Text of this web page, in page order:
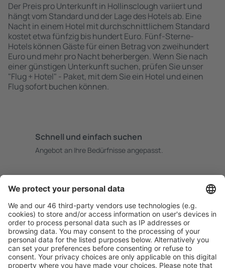
Der Preis pro Unterkunft in Hollinsclough variiert und
hängt vom Standard und der Lage des Hotels ab. Eine
Nacht in einem Hotel mit durchschnittlichem Standard
kostet etwa fünfzig bis hundert Euro. Fünf-Sterne-
Hotels können Gäste für einen Betrag von zweihundert
Euro und mehr pro Nacht beherbergen. Wenn Sie nach
einer günstigen Unterkunft suchen, prüfen Sie unser
"Flug + Hotel" - Paket, mit dem Sie ein Hotel und einen
Flug sofort buchen können.
Schnell und einfach suchen
Angebot an Ihre Bedürfnisse angepasst.
Buchen ohne Sorgen mit einer kostenlosen
Stornierungsoption.
Mehr sparen
Attraktive Preise und Spezialangebote für eingeloggte
Benutzer.